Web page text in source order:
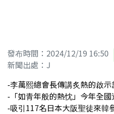
發布時間：2024/12/19 16:50
新聞出處：J
-李萬熙總會長傳講炙熱的啟示
-「如青年般的熱忱」今年全
-吸引117名日本大阪聖徒來韓